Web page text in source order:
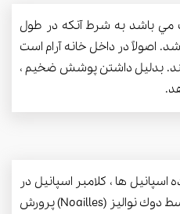
مي باشد به شرط آنكه در طول
اصولاً در داخل خانه آرام است
بدليل داشتن پوشش ضخيم ،
ها ، كلامبر اسپانيل در
حدود سال 1768 در فرانسه توسط دوك نواليز (Noailles) پرورش